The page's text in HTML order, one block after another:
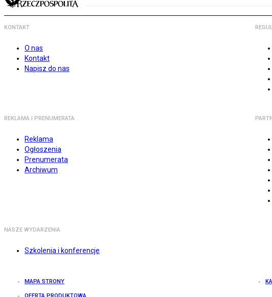
KONTAKT
O nas
Kontakt
Napisz do nas
REKLAMA I PRENUMERATA
Reklama
Ogłoszenia
Prenumerata
Archiwum
NASZE WYDARZENIA
Szkolenia i konferencje
MAPA STRONY